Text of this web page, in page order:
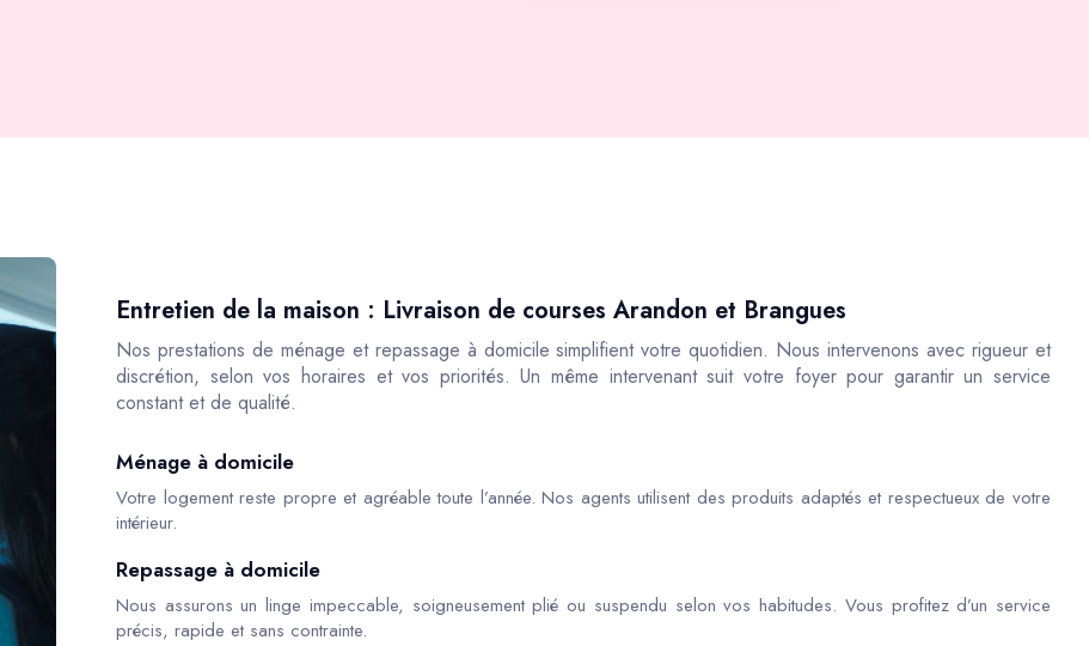
Entretien de la maison : Livraison de courses Arandon et Brangues
Nos prestations de ménage et repassage à domicile simplifient votre quotidien. Nous intervenons avec rigueur et
discrétion, selon vos horaires et vos priorités. Un même intervenant suit votre foyer pour garantir un service
constant et de qualité.
Ménage à domicile
Votre logement reste propre et agréable toute l’année. Nos agents utilisent des produits adaptés et respectueux de votre
intérieur.
Repassage à domicile
Nous assurons un linge impeccable, soigneusement plié ou suspendu selon vos habitudes. Vous profitez d’un service
précis, rapide et sans contrainte.